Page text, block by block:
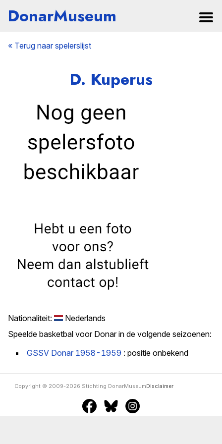
DonarMuseum
« Terug naar spelerslijst
D. Kuperus
Nationaliteit:
Nederlands
Speelde basketbal voor Donar in de volgende seizoenen:
GSSV Donar 1958-1959 : positie onbekend
Copyright © 2009-2026 Stichting DonarMuseum Disclaimer